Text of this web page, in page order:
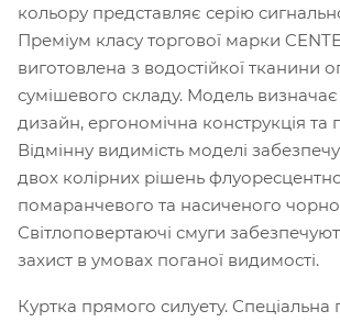
кольору представляє серію
Преміум класу торгової марки
виготовлена з водостійкої тканини
сумішевого складу. Модель
дизайн, ергономічна конструкція та
Відмінну видимість моделі
двох колірних рішень
помаранчевого та насиченого
Світлоповертаючі смуги
захист в умовах поганої видимості.
Куртка прямого силуету.